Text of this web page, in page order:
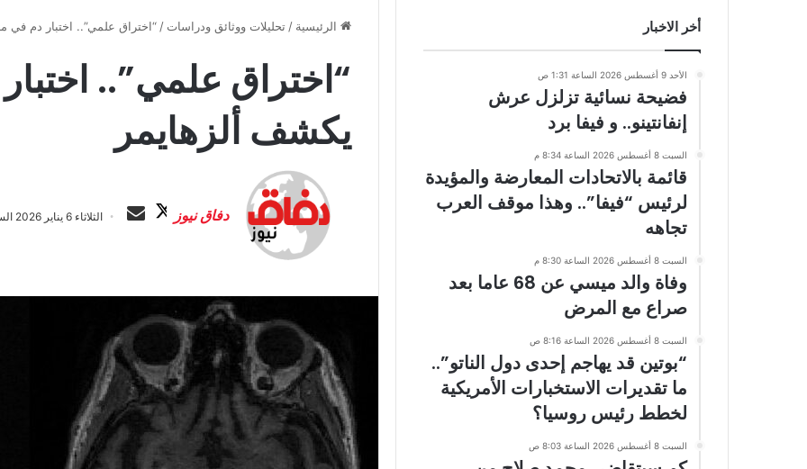
الرئيسية / تحليلات ووثائق ودراسات / “اختراق علمي”.. اختبار دم في
“اختراق علمي”..
يكشف ألزهايمر
دفاق نيوز
ا
ب
ل
ى
X
ر
د
ا
ل
ك
ت
الثلاثاء 6 يناير 2026 الساعة 9:44 م
أخر الاخبار
الأحد 9 أغسطس 2026 الساعة 1:31 ص
فضيحة نسائية تزلزل عرش
إنفانتينو.. و فيفا برد
السبت 8 أغسطس 2026 الساعة 8:34 م
قائمة بالاتحادات المعارضة والمؤيدة
لرئيس “فيفا”.. وهذا موقف العرب
تجاهه
السبت 8 أغسطس 2026 الساعة 8:30 م
وفاة والد ميسي عن 68 عاما بعد
صراع مع المرض
السبت 8 أغسطس 2026 الساعة 8:16 ص
“بوتين قد يهاجم إحدى دول الناتو”..
ما تقديرات الاستخبارات الأمريكية
لخطط رئيس روسيا؟
السبت 8 أغسطس 2026 الساعة 8:03 ص